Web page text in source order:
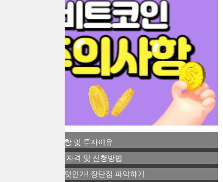
비트코인 주의사항 및 투자이유
역세권 청년주택 자격 및 신청방법
스톡옵션이란 무엇인가! 장단점 파악하기